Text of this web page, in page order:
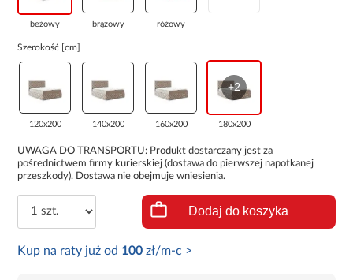
beżowy brązowy różowy
Szerokość [cm]
120x200 140x200 160x200
+2
180x200
UWAGA DO TRANSPORTU: Produkt dostarczany jest za
pośrednictwem firmy kurierskiej (dostawa do pierwszej napotkanej
przeszkody). Dostawa nie obejmuje wniesienia.
Dodaj do koszyka
Kup na raty już od 100 zł/m-c >